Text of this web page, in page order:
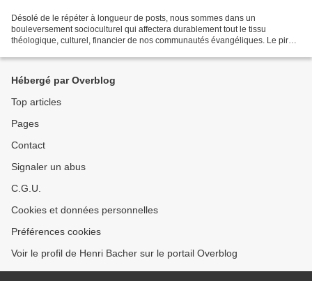
Désolé de le répéter à longueur de posts, nous sommes dans un
bouleversement socioculturel qui affectera durablement tout le tissu
théologique, culturel, financier de nos communautés évangéliques. Le pire,
Hébergé par Overblog
Top articles
Pages
Contact
Signaler un abus
C.G.U.
Cookies et données personnelles
Préférences cookies
Voir le profil de Henri Bacher sur le portail Overblog